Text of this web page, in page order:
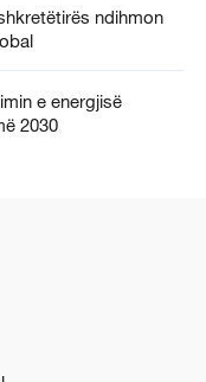
ndihmon
e energjisë
2030